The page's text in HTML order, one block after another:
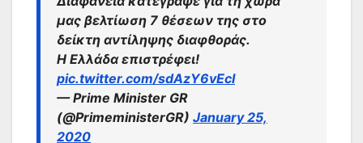
μας βελτίωση 7 θέσεων της στο
δείκτη αντίληψης διαφθοράς.
Η Ελλάδα επιστρέφει!
pic.twitter.com/sdAzY6vEcI
— Prime Minister GR
(@PrimeministerGR) January 25,
2020